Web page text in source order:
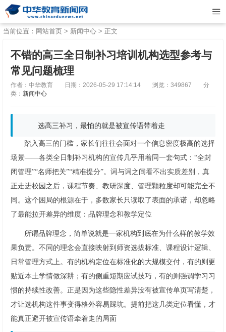
当前位置： 网站首页 > 新闻中心 > 正文
不错的高三全日制补习培训机构选型参考与
常见问题梳理
作者：中华教育 日期：2026-05-29 17:14:14 浏览：349867
分
类： 新闻中心
选高三补习，最怕的就是被宣传语带着走
踏入高三的门槛，家长们往往会面对一个信息密度极高的选择
场景——各类全日制补习机构的宣传几乎用着同一套句式：“全封
闭管理”“名师把关”“精准提分”。词与词之间看不出实质差别，真
正走进校园之后，课程节奏、教研深度、管理颗粒度却可能完全不
同。这个困局的根源在于，多数家长只读取了表面的承诺，却忽略
了最能拉开差异的维度：品牌理念和教学定位
所谓品牌理念，简单说就是一家机构到底在为什么样的教学效
果负责。不同的理念会直接映射到师资选拔标准、课程设计逻辑、
日常管理方式上。有的机构定位在标准化的大规模交付，有的则更
贴近本土学情做深耕；有的侧重短期应试技巧，有的则强调学习习
惯的持续性改善。正是因为这些隐性差异没有被宣传单页写清楚，
才让选机构这件事变得格外容易踩坑。提前把这几类定位看懂，才
能真正避开被宣传语牵着走的局面